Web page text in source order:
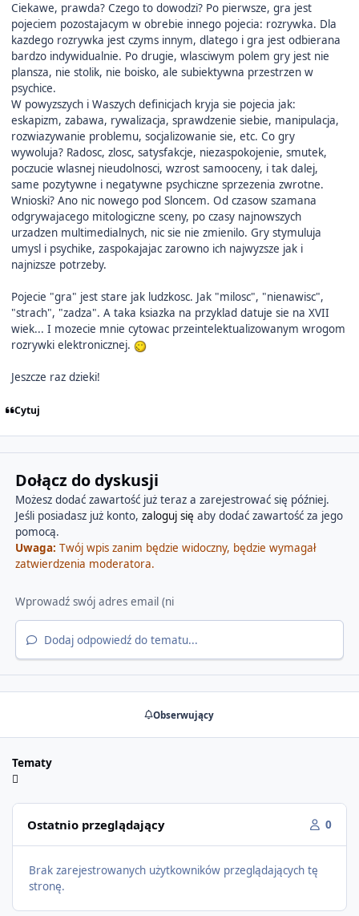
Ciekawe, prawda? Czego to dowodzi? Po pierwsze, gra jest
pojeciem pozostajacym w obrebie innego pojecia: rozrywka. Dla
kazdego rozrywka jest czyms innym, dlatego i gra jest odbierana
bardzo indywidualnie. Po drugie, wlasciwym polem gry jest nie
plansza, nie stolik, nie boisko, ale subiektywna przestrzen w
psychice.
W powyzszych i Waszych definicjach kryja sie pojecia jak:
eskapizm, zabawa, rywalizacja, sprawdzenie siebie, manipulacja,
rozwiazywanie problemu, socjalizowanie sie, etc. Co gry
wywoluja? Radosc, zlosc, satysfakcje, niezaspokojenie, smutek,
poczucie wlasnej nieudolnosci, wzrost samooceny, i tak dalej,
same pozytywne i negatywne psychiczne sprzezenia zwrotne.
Wnioski? Ano nic nowego pod Sloncem. Od czasow szamana
odgrywajacego mitologiczne sceny, po czasy najnowszych
urzadzen multimedialnych, nic sie nie zmienilo. Gry stymuluja
umysl i psychike, zaspokajajac zarowno ich najwyzsze jak i
najnizsze potrzeby.
Pojecie "gra" jest stare jak ludzkosc. Jak "milosc", "nienawisc",
"strach", "zadza". A taka ksiazka na przyklad datuje sie na XVII
wiek... I mozecie mnie cytowac przeintelektualizowanym wrogom
rozrywki elektronicznej.
Jeszcze raz dzieki!
Cytuj
Dołącz do dyskusji
Możesz dodać zawartość już teraz a zarejestrować się później.
Jeśli posiadasz już konto, zaloguj się aby dodać zawartość za jego
pomocą.
Uwaga: Twój wpis zanim będzie widoczny, będzie wymagał
zatwierdzenia moderatora.
Dodaj odpowiedź do tematu...
Obserwujący
Tematy
Ostatnio przeglądający 0
Brak zarejestrowanych użytkowników przeglądających tę
stronę.